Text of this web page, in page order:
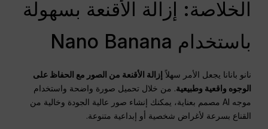
الخلاصة: إزالة الأقنعة بسهولة
باستخدام Nano Banana
نانو بانانا يجعل الأمر سهلاً إزالة الأقنعة من الصور مع الحفاظ على
الوجوه واقعية وطبيعية. من خلال تحميل صورة واضحة واستخدام
موجه AI مصمم بعناية، يمكنك إنشاء صور عالية الجودة وخالية من
القناع بسرعة لأغراض شخصية أو إبداعية متنوعة.